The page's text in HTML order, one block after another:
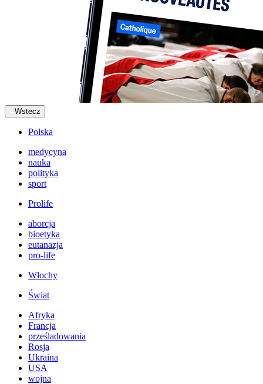
Wstecz
Polska
medycyna
nauka
polityka
sport
Prolife
aborcja
bioetyka
eutanazja
pro-life
Włochy
Świat
Afryka
Francja
prześladowania
Rosja
Ukraina
USA
wojna